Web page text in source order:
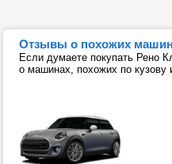
Отзывы о похожих
Если думаете покупать Рено
о машинах, похожих по кузову